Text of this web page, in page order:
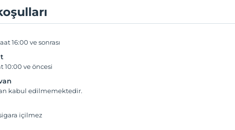
16:00 ve sonrası
10:00 ve öncesi
kabul edilmemektedir.
içilmez